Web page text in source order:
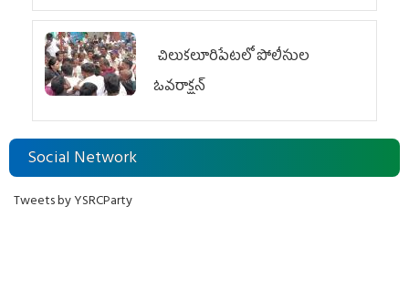
చిలుక‌లూరిపేట‌లో పోలీసుల
ఓవ‌రాక్ష‌న్‌
Social Network
Tweets by YSRCParty